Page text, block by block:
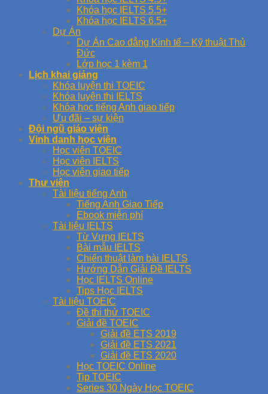
Khóa học IELTS 5.5+
Khóa học IELTS 6.5+
Dự Án
Dự Án Cao đẳng Kinh tế – Kỹ thuật Thủ
Đức
Lớp học 1 kèm 1
Lịch khai giảng
Khóa luyện thi TOEIC
Khóa luyện thi IELTS
Khóa học tiếng Anh giao tiếp
Ưu đãi – sự kiện
Đội ngũ giáo viên
Vinh danh học viên
Học viên TOEIC
Học viên IELTS
Học viên giao tiếp
Thư viện
Tài liệu tiếng Anh
Tiếng Anh Giao Tiếp
Ebook miễn phí
Tài liệu IELTS
Từ Vựng IELTS
Bài mẫu IELTS
Chiến thuật làm bài IELTS
Hướng Dẫn Giải Đề IELTS
Học IELTS Online
Tips Học IELTS
Tài liệu TOEIC
Đề thi thử TOEIC
Giải đề TOEIC
Giải đề ETS 2019
Giải đề ETS 2021
Giải đề ETS 2020
Học TOEIC Online
Tip TOEIC
Series 30 Ngày Học TOEIC